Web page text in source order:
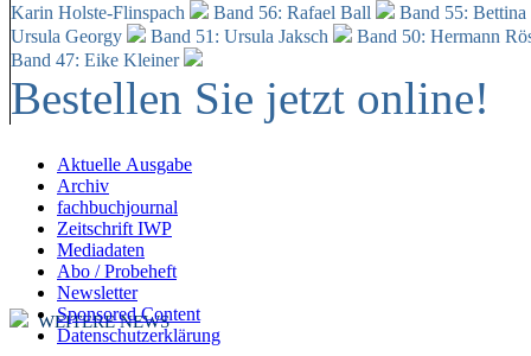
Karin Holste-Flinspach
Band 56: Rafael Ball
Band 55:
Ursula Georgy
Band 51: Ursula Jaksch Band 50: Hermann
Band 47: Eike Kleiner
Bestellen Sie jetzt online!
Aktuelle Ausgabe
Archiv
fachbuchjournal
Zeitschrift IWP
Mediadaten
Abo / Probeheft
Newsletter
Sponsored Content
Datenschutzerklärung
WEITERE NEWS